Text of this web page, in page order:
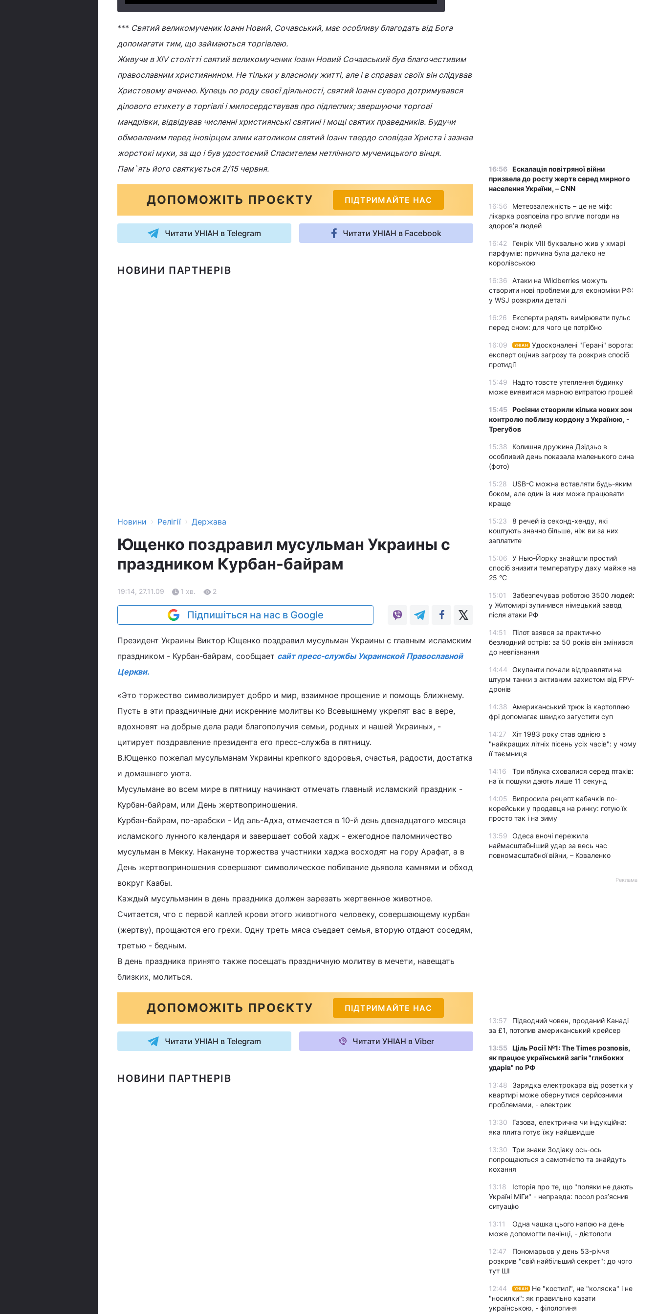
*** Святий великомученик Іоанн Новий, Сочавський, має особливу благодать від Бога
допомагати тим, що займаються торгівлею.
Живучи в XIV столітті святий великомученик Іоанн Новий Сочавський був благочестивим
православним християнином. Не тільки у власному житті, але і в справах своїх він слідував
Христовому вченню. Купець по роду своєї діяльності, святий Іоанн суворо дотримувався
ділового етикету в торгівлі і милосердствував про підлеглих; звершуючи торгові
мандрівки, відвідував численні християнські святині і мощі святих праведників. Будучи
обмовленим перед іновірцем злим католиком святий Іоанн твердо сповідав Христа і зазнав
жорстокі муки, за що і був удостоєний Спасителем нетлінного мученицького вінця.
Пам`ять його святкується 2/15 червня.
ДОПОМОЖІТЬ ПРОЄКТУ ПІДТРИМАЙТЕ НАС
Читати УНІАН в Telegram Читати УНІАН в Facebook
НОВИНИ ПАРТНЕРІВ
Новини › Релігії › Держава
Ющенко поздравил мусульман Украины с
праздником Курбан-байрам
19:14, 27.11.09 1 хв. 2
Підпишіться на нас в Google
Президент Украины Виктор Ющенко поздравил мусульман Украины с главным исламским
праздником - Курбан-байрам, сообщает сайт пресс-службы Украинской Православной
Церкви.
«Это торжество символизирует добро и мир, взаимное прощение и помощь ближнему.
Пусть в эти праздничные дни искренние молитвы ко Всевышнему укрепят вас в вере,
вдохновят на добрые дела ради благополучия семьи, родных и нашей Украины», -
цитирует поздравление президента его пресс-служба в пятницу.
В.Ющенко пожелал мусульманам Украины крепкого здоровья, счастья, радости, достатка
и домашнего уюта.
Мусульмане во всем мире в пятницу начинают отмечать главный исламский праздник -
Курбан-байрам, или День жертвоприношения.
Курбан-байрам, по-арабски - Ид аль-Адха, отмечается в 10-й день двенадцатого месяца
исламского лунного календаря и завершает собой хадж - ежегодное паломничество
мусульман в Мекку. Накануне торжества участники хаджа восходят на гору Арафат, а в
День жертвоприношения совершают символическое побивание дьявола камнями и обход
вокруг Каабы.
Каждый мусульманин в день праздника должен зарезать жертвенное животное.
Считается, что с первой каплей крови этого животного человеку, совершающему курбан
(жертву), прощаются его грехи. Одну треть мяса съедает семья, вторую отдают соседям,
третью - бедным.
В день праздника принято также посещать праздничную молитву в мечети, навещать
близких, молиться.
ДОПОМОЖІТЬ ПРОЄКТУ ПІДТРИМАЙТЕ НАС
Читати УНІАН в Telegram Читати УНІАН в Viber
НОВИНИ ПАРТНЕРІВ
16:56 Ескалація повітряної війни
призвела до росту жертв серед мирного
населення України, – CNN
16:56
Метеозалежність – це не міф:
лікарка розповіла про вплив погоди на
здоров’я людей
16:42
Генріх VIII буквально жив у хмарі
парфумів: причина була далеко не
королівською
16:36
Атаки на Wildberries можуть
створити нові проблеми для економіки РФ:
у WSJ розкрили деталі
16:26
Експерти радять вимірювати пульс
перед сном: для чого це потрібно
16:09 УНІАН
Удосконалені "Герані" ворога:
експерт оцінив загрозу та розкрив спосіб
протидії
15:49
Надто товсте утеплення будинку
може виявитися марною витратою грошей
15:45 Росіяни створили кілька нових зон
контролю поблизу кордону з Україною, -
Трегубов
15:38
Колишня дружина Дзідзьо в
особливий день показала маленького сина
(фото)
15:28
USB-C можна вставляти будь-яким
боком, але один із них може працювати
краще
15:23
8 речей із секонд-хенду, які
коштують значно більше, ніж ви за них
заплатите
15:06
У Нью-Йорку знайшли простий
спосіб знизити температуру даху майже на
25 °C
15:01
Забезпечував роботою 3500 людей:
у Житомирі зупинився німецький завод
після атаки РФ
14:51
Пілот взявся за практично
безлюдний острів: за 50 років він змінився
до невпізнання
14:44
Окупанти почали відправляти на
штурм танки з активним захистом від FPV-
дронів
14:38
Американський трюк із картоплею
фрі допомагає швидко загустити суп
14:27
Хіт 1983 року став однією з
"найкращих літніх пісень усіх часів": у чому
її таємниця
14:16
Три яблука сховалися серед птахів:
на їх пошуки дають лише 11 секунд
14:05
Випросила рецепт кабачків по-
корейськи у продавця на ринку: готую їх
просто так і на зиму
13:59
Одеса вночі пережила
наймасштабніший удар за весь час
повномасштабної війни, – Коваленко
Реклама
13:57
Підводний човен, проданий Канаді
за £1, потопив американський крейсер
13:55 Ціль Росії №1: The Times розповів,
як працює український загін "глибоких
ударів" по РФ
13:48
Зарядка електрокара від розетки у
квартирі може обернутися серйозними
проблемами, - електрик
13:30
Газова, електрична чи індукційна:
яка плита готує їжу найшвидше
13:30
Три знаки Зодіаку ось-ось
попрощаються з самотністю та знайдуть
кохання
13:18
Історія про те, що "поляки не дають
Україні МіГи" - неправда: посол роз’яснив
ситуацію
13:11
Одна чашка цього напою на день
може допомогти печінці, - дієтологи
12:47
Пономарьов у день 53-річчя
розкрив "свій найбільший секрет": до чого
тут ШІ
12:44 УНІАН
Не "костилі", не "коляска" і не
"носилки": як правильно казати
українською, - філологиня